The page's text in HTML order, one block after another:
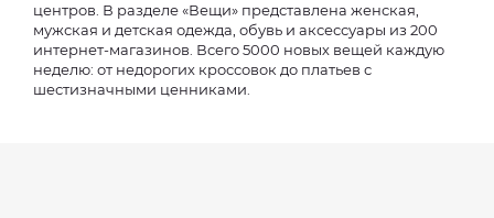
центров. В разделе «Вещи» представлена женская,
мужская и детская одежда, обувь и аксессуары из 200
интернет-магазинов. Всего 5000 новых вещей каждую
неделю: от недорогих кроссовок до платьев с
шестизначными ценниками.